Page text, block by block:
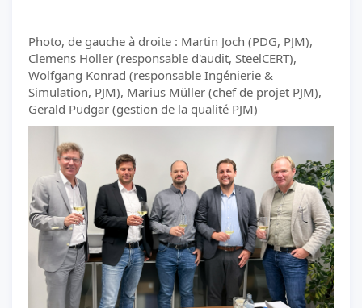
Photo, de gauche à droite : Martin Joch (PDG, PJM),
Clemens Holler (responsable d'audit, SteelCERT),
Wolfgang Konrad (responsable Ingénierie &
Simulation, PJM), Marius Müller (chef de projet PJM),
Gerald Pudgar (gestion de la qualité PJM)